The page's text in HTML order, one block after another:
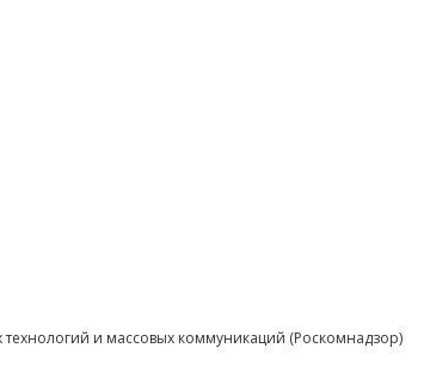
и массовых коммуникаций (Роскомнадзор)